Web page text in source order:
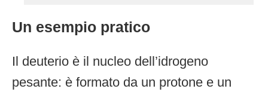
Un esempio pratico
Il deuterio è il nucleo dell’idrogeno
pesante: è formato da un protone e un